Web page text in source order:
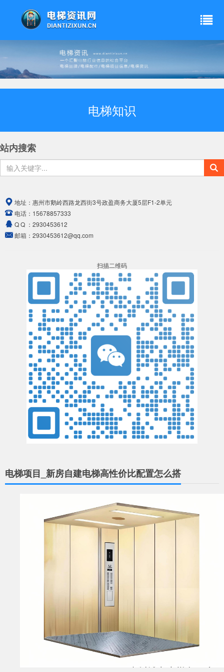
电梯知识
站内搜索
地址： 惠州市鹅岭西路龙西街3号政盈商务大厦5层F1-2单元
电话： 15678857333
Q Q ： 2930453612
邮箱： 2930453612@qq.com
扫描二维码
电梯项目_新房自建电梯高性价比配置怎么搭